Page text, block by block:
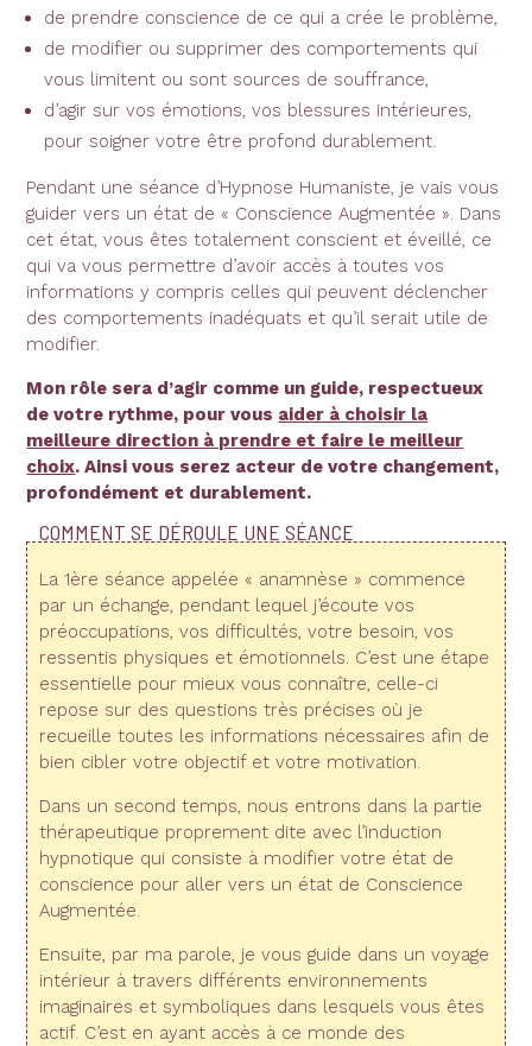
de prendre conscience de ce qui a crée le problème,
de modifier ou supprimer des comportements qui
vous limitent ou sont sources de souffrance,
d’agir sur vos émotions, vos blessures intérieures,
pour soigner votre être profond durablement.
Pendant une séance d’Hypnose Humaniste, je vais vous
guider vers un état de « Conscience Augmentée ». Dans
cet état, vous êtes totalement conscient et éveillé, ce
qui va vous permettre d’avoir accès à toutes vos
informations y compris celles qui peuvent déclencher
des comportements inadéquats et qu’il serait utile de
modifier.
Mon rôle sera d’agir comme un guide, respectueux
de votre rythme, pour vous aider à choisir la
meilleure direction à prendre et faire le meilleur
choix. Ainsi vous serez acteur de votre changement,
profondément et durablement.
COMMENT SE DÉROULE UNE SÉANCE
La 1ère séance appelée « anamnèse » commence
par un échange, pendant lequel j’écoute vos
préoccupations, vos difficultés, votre besoin, vos
ressentis physiques et émotionnels. C’est une étape
essentielle pour mieux vous connaître, celle-ci
repose sur des questions très précises où je
recueille toutes les informations nécessaires afin de
bien cibler votre objectif et votre motivation.
Dans un second temps, nous entrons dans la partie
thérapeutique proprement dite avec l’induction
hypnotique qui consiste à modifier votre état de
conscience pour aller vers un état de Conscience
Augmentée.
Ensuite, par ma parole, je vous guide dans un voyage
intérieur à travers différents environnements
imaginaires et symboliques dans lesquels vous êtes
actif. C’est en ayant accès à ce monde des